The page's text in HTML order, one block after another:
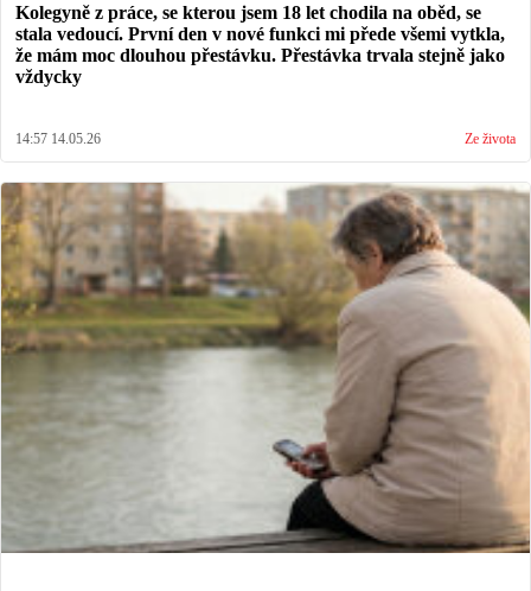
Kolegyně z práce, se kterou jsem 18 let chodila na oběd, se
stala vedoucí. První den v nové funkci mi přede všemi vytkla,
že mám moc dlouhou přestávku. Přestávka trvala stejně jako
vždycky
14:57 14.05.26 Ze života